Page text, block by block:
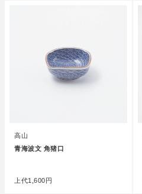
高山
青海波文 角猪口
上代1,600円